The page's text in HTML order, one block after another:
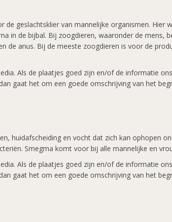
de geslachtsklier van mannelijke organismen.
in de bijbal. Bij zoogdieren, waaronder de mens,
de anus. Bij de meeste zoogdieren is voor de
Als de plaatjes goed zijn en/of de informatie
gaat het om een goede omschrijving van het
huidafscheiding en vocht dat zich kan ophopen
Smegma komt voor bij alle mannelijke en
Als de plaatjes goed zijn en/of de informatie
gaat het om een goede omschrijving van het